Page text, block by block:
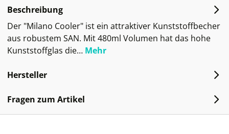
Beschreibung
Der "Milano Cooler" ist ein attraktiver Kunststoffbecher
aus robustem SAN. Mit 480ml Volumen hat das hohe
Kunststoffglas die… Mehr
Hersteller
Fragen zum Artikel